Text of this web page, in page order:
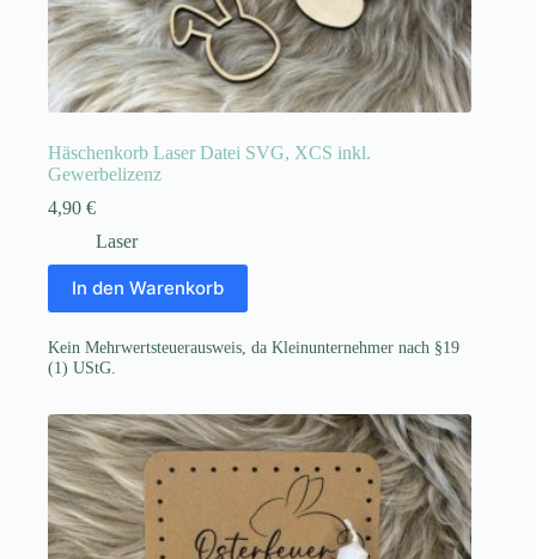
Häschenkorb Laser Datei SVG, XCS inkl.
Gewerbelizenz
4,90 €
Laser
In den Warenkorb
Kein Mehrwertsteuerausweis, da Kleinunternehmer nach §19
(1) UStG.